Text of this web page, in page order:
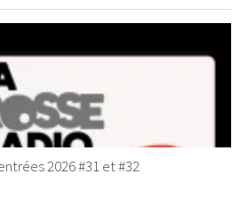
2026 #31 et #32